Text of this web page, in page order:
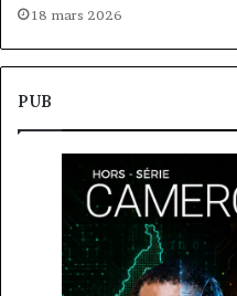
18 mars 2026
PUB